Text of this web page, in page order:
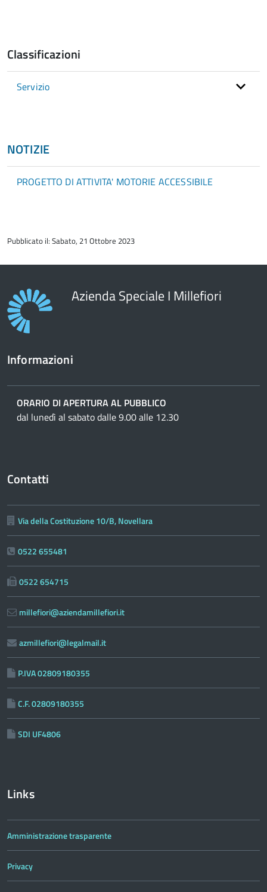
Classificazioni
Servizio
NOTIZIE
PROGETTO DI ATTIVITA' MOTORIE ACCESSIBILE
del
Pubblicato il: Sabato, 21 Ottobre 2023
Azienda Speciale I Millefiori
Informazioni
ORARIO DI APERTURA AL PUBBLICO
dal lunedì al sabato dalle 9.00 alle 12.30
Contatti
Via della Costituzione 10/B, Novellara
0522 655481
0522 654715
millefiori@aziendamillefiori.it
azmillefiori@legalmail.it
P.IVA 02809180355
C.F. 02809180355
SDI UF4806
Links
Amministrazione trasparente
Privacy